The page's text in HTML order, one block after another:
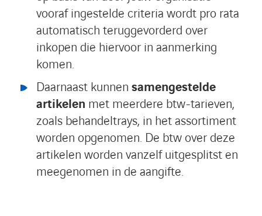
vooraf ingestelde criteria wordt pro rata
automatisch teruggevorderd over
inkopen die hiervoor in aanmerking
komen.
Daarnaast kunnen samengestelde
artikelen met meerdere btw-tarieven,
zoals behandeltrays, in het assortiment
worden opgenomen. De btw over deze
artikelen worden vanzelf uitgesplitst en
meegenomen in de aangifte.